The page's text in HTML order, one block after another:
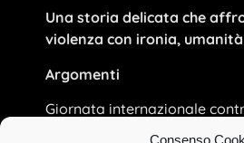
Consenso
Una storia delicata che
violenza con ironia,
Argomenti
Giornata internazionale
sulle donne – Festa della